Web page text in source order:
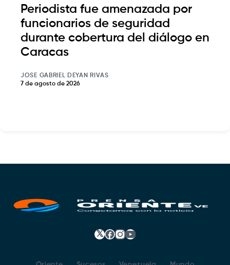
Periodista fue amenazada por
funcionarios de seguridad
durante cobertura del diálogo en
Caracas
JOSE GABRIEL DEYAN RIVAS
7 de agosto de 2026
𝕏 Facebook
Instagram
YouTube